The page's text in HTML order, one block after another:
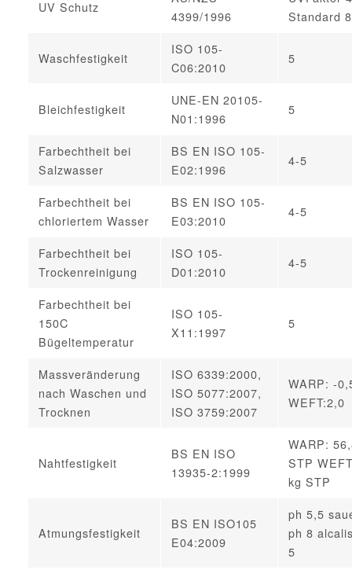
UV Schutz
4399/1996
Standard
Waschfestigkeit
ISO 105-
C06:2010
5
Bleichfestigkeit
UNE-EN 20105-
N01:1996
5
Farbechtheit bei
Salzwasser
BS EN ISO 105-
E02:1996
4-5
Farbechtheit bei
chloriertem Wasser
BS EN ISO 105-
E03:2010
4-5
Farbechtheit bei
Trockenreinigung
ISO 105-
D01:2010
4-5
Farbechtheit bei
150C
Bügeltemperatur
ISO 105-
X11:1997
5
Massveränderung
nach Waschen und
Trocknen
ISO 6339:2000,
ISO 5077:2007,
ISO 3759:2007
WARP: -
WEFT:2,0
Nahtfestigkeit
BS EN ISO
13935-2:1999
WARP:
STP
kg STP
Atmungsfestigkeit
BS EN ISO105
E04:2009
ph 5,5
ph 8
5